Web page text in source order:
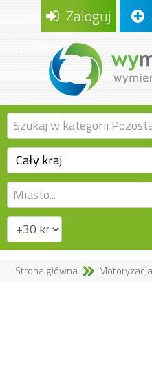
Zaloguj
Strona główna Motoryzacja